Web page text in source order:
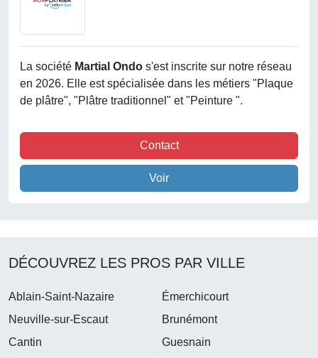
La société Martial Ondo s'est inscrite sur notre réseau
en 2026. Elle est spécialisée dans les métiers "Plaque
de plâtre", "Plâtre traditionnel" et "Peinture ".
Contact
Voir
DÉCOUVREZ LES PROS PAR VILLE
Ablain-Saint-Nazaire
Émerchicourt
Neuville-sur-Escaut
Brunémont
Cantin
Guesnain